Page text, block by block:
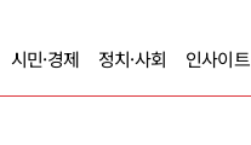
시민·경제 정치·사회 인사이트